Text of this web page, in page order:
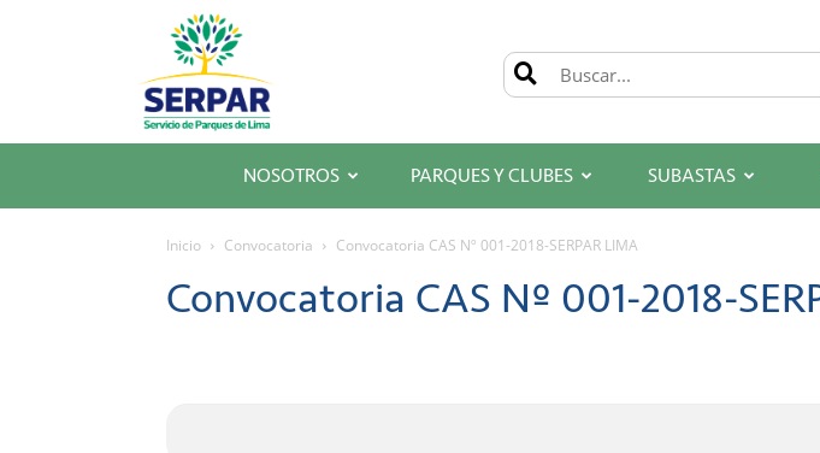
SERPAR
–
Servicio
de
Parques
de
NOSOTROS PARQUES Y CLUBES SUBASTAS
Inicio Convocatoria Convocatoria CAS Nº 001-2018-SERPAR LIMA
Convocatoria CAS Nº 001-2018-